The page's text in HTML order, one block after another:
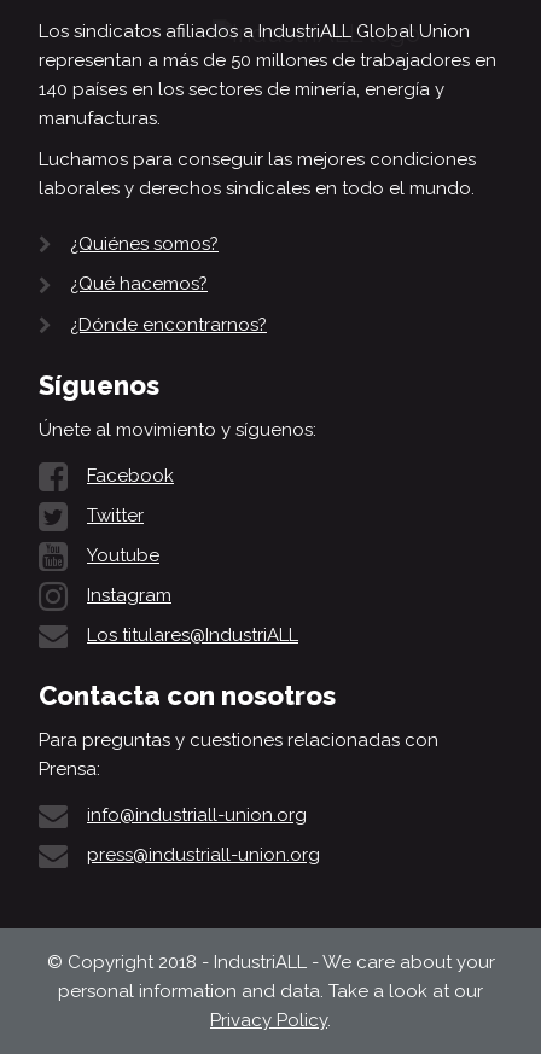
Los sindicatos afiliados a IndustriALL Global Union
representan a más de 50 millones de trabajadores en
140 países en los sectores de minería, energía y
manufacturas.
Luchamos para conseguir las mejores condiciones
laborales y derechos sindicales en todo el mundo.
¿Quiénes somos?
¿Qué hacemos?
¿Dónde encontrarnos?
Síguenos
Únete al movimiento y síguenos:
Facebook
Twitter
Youtube
Instagram
Los titulares@IndustriALL
Contacta con nosotros
Para preguntas y cuestiones relacionadas con
Prensa:
info@industriall-union.org
press@industriall-union.org
© Copyright 2018 - IndustriALL - We care about your
personal information and data. Take a look at our
Privacy Policy.